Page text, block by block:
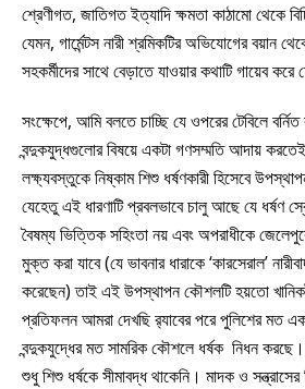
শ্রেণীগত, জাতিগত ইত্যাদি ক্ষমতা কাঠামো থেকে
যেমন, গার্মেন্টস নারী শ্রমিকটির অভিযোগের বয়ান
সহকর্মীদের সাথে বেড়াতে যাওয়ার কথাটি গায়েব করে
সংক্ষেপে, আমি বলতে চাচ্ছি যে ওপরের টেবিলে
বন্দুকযুদ্ধগুলোর বিষয়ে একটা গণসম্মতি আদায় করতেই
লক্ষ্যবস্তুকে নিষ্কাম শিশু ধর্ষণকারী হিসেবে
যেহেতু এই ধারণাটি প্রবলভাবে চালু আছে যে ধর্ষণ
বৈষম্য ভিত্তিক সহিংতা নয় এবং অপরাধীকে
মুক্ত করা যাবে (যে ভাবনার ধারাকে ‘কারসেরাল’
করেছেন) তাই এই উপস্থাপন কৌশলটি হয়তো
প্রতিফলন আমরা দেখছি র‌্যাবের পরে পুলিশের মত
বন্দুকযুদ্ধের মত সামরিক কৌশলে ধর্ষক নিধন
শুধু শিশু ধর্ষকে সীমাবদ্ধ থাকেনি। মাদক ও